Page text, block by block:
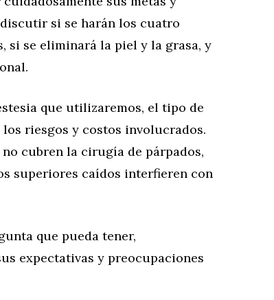
si se harán los cuatro
si se eliminará la piel y la grasa, y
que utilizaremos, el tipo de
riesgos y costos involucrados.
cubren la cirugía de párpados,
superiores caídos interfieren con
que pueda tener,
expectativas y preocupaciones